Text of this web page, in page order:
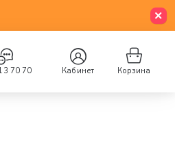
70 70 Кабинет Корзина